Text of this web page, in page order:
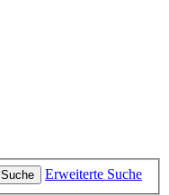
Suche Erweiterte Suche